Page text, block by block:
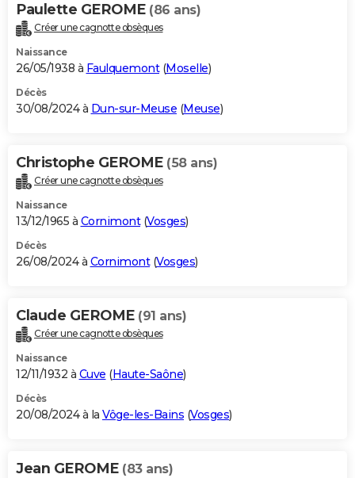
Paulette GEROME (86 ans)
Créer une cagnotte obsèques
Naissance
26/05/1938 à Faulquemont(Moselle)
Décès
30/08/2024 à Dun-sur-Meuse (Meuse)
Christophe GEROME (58 ans)
Créer une cagnotte obsèques
Naissance
13/12/1965 à Cornimont(Vosges)
Décès
26/08/2024 à Cornimont(Vosges)
Claude GEROME (91 ans)
Créer une cagnotte obsèques
Naissance
12/11/1932 à Cuve (Haute-Saône)
Décès
20/08/2024 à la Vôge-les-Bains (Vosges)
Jean GEROME (83 ans)